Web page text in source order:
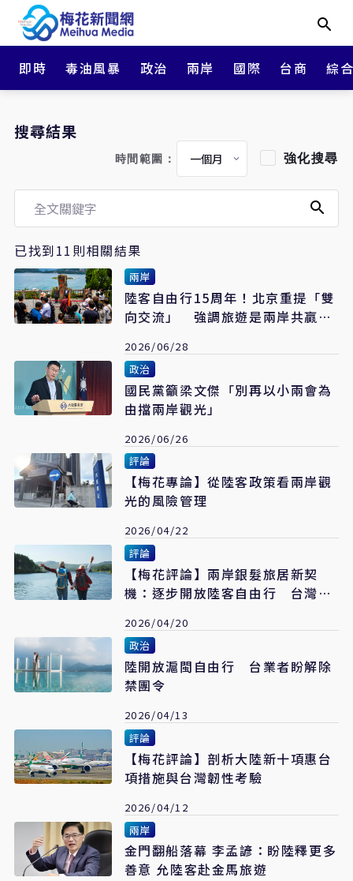
即時 毒油風暴 政治 兩岸 國際 台商 綜
搜尋結果
時間範圍： 強化搜尋
已找到11則相關結果
兩岸
陸客自由行15周年！北京重提「雙
向交流」 強調旅遊是兩岸共贏最
2026/06/28
政治
國民黨籲梁文傑「別再以小兩會為
由擋兩岸觀光」
2026/06/26
評論
【梅花專論】從陸客政策看兩岸觀
光的風險管理
2026/04/22
評論
【梅花評論】兩岸銀髮旅居新契
機：逐步開放陸客自由行 台灣正
2026/04/20
政治
陸開放滬閩自由行 台業者盼解除
禁團令
2026/04/13
評論
【梅花評論】剖析大陸新十項惠台
項措施與台灣韌性考驗
2026/04/12
兩岸
金門翻船落幕 李孟諺：盼陸釋更多
善意 允陸客赴金馬旅遊